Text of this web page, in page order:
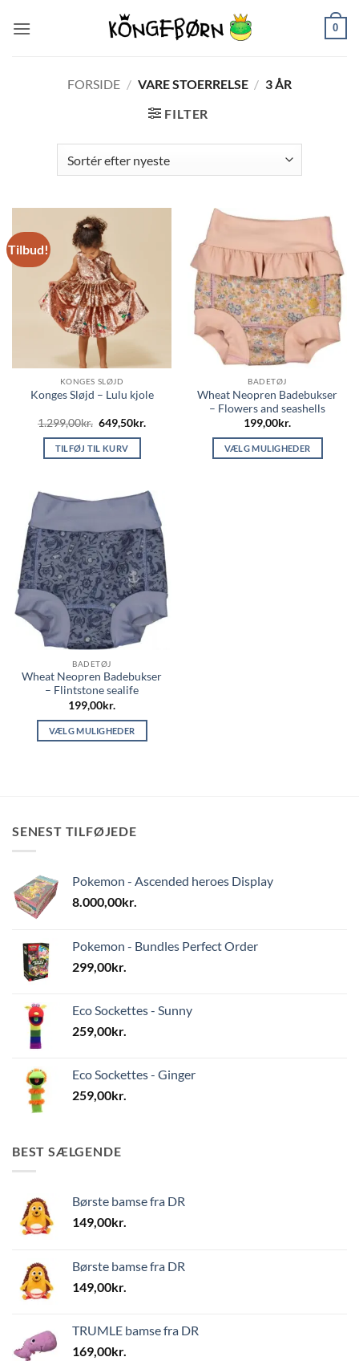
0
FORSIDE / VARE STOERRELSE / 3 ÅR
FILTER
Tilbud!
KONGES SLØJD
Konges Sløjd – Lulu kjole
1.299,00kr. Den
oprindelige
pris
var:
649,50kr.
TILFØJ TIL KURV
BADETØJ
Wheat Neopren Badebukser
– Flowers and seashells
199,00kr.
VÆLG MULIGHEDER
BADETØJ
Wheat Neopren Badebukser
– Flintstone sealife
199,00kr.
VÆLG MULIGHEDER
Mulighederne
på
varesiden
SENEST TILFØJEDE
Pokemon - Ascended heroes Display
8.000,00kr.
Pokemon - Bundles Perfect Order
299,00kr.
Eco Sockettes - Sunny
259,00kr.
Eco Sockettes - Ginger
259,00kr.
BEST SÆLGENDE
Børste bamse fra DR
149,00kr.
Børste bamse fra DR
149,00kr.
TRUMLE bamse fra DR
169,00kr.